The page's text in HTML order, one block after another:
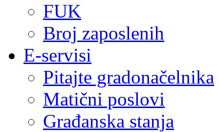
FUK
Broj zaposlenih
E-servisi
Pitajte gradonačelnika
Matični poslovi
Građanska stanja